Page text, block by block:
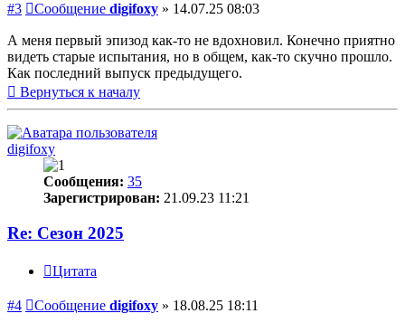
#3 Сообщение digifoxy » 14.07.25 08:03
А меня первый эпизод как-то не вдохновил. Конечно приятно
видеть старые испытания, но в общем, как-то скучно прошло.
Как последний выпуск предыдущего.
Вернуться к началу
digifoxy
Сообщения: 35
Зарегистрирован: 21.09.23 11:21
Re: Сезон 2025
Цитата
#4 Сообщение digifoxy » 18.08.25 18:11